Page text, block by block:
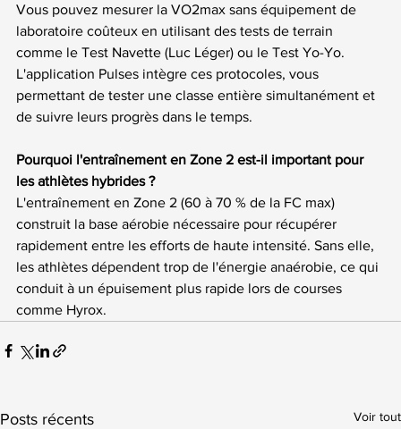
Vous pouvez mesurer la VO2max sans équipement de
laboratoire coûteux en utilisant des tests de terrain
comme le Test Navette (Luc Léger) ou le Test Yo-Yo.
L'application Pulses intègre ces protocoles, vous
permettant de tester une classe entière simultanément et
de suivre leurs progrès dans le temps.
Pourquoi l'entraînement en Zone 2 est-il important pour
les athlètes hybrides ?
L'entraînement en Zone 2 (60 à 70 % de la FC max)
construit la base aérobie nécessaire pour récupérer
rapidement entre les efforts de haute intensité. Sans elle,
les athlètes dépendent trop de l'énergie anaérobie, ce qui
conduit à un épuisement plus rapide lors de courses
comme Hyrox.
Posts récents Voir tout